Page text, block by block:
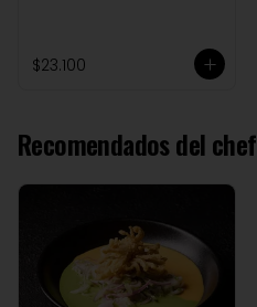
$23.100
Recomendados del chef